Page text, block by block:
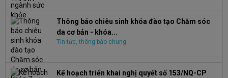
Thông báo chiêu sinh khóa đào tạo Chăm sóc
da cơ bản - khóa...
Tin tức, thông báo chung
Kế hoạch triển khai nghị quyết số 153/NQ-CP